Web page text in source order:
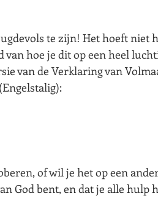
te zijn! Het hoeft niet
hoe je dit op een heel
van de Verklaring van
of wil je het op een
God bent, en dat je alle hulp